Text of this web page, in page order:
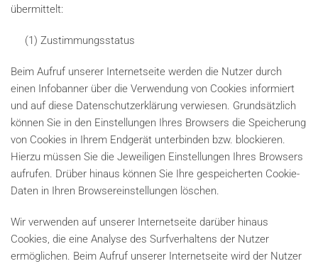
übermittelt:
(1) Zustimmungsstatus
Beim Aufruf unserer Internetseite werden die Nutzer durch
einen Infobanner über die Verwendung von Cookies informiert
und auf diese Datenschutzerklärung verwiesen. Grundsätzlich
können Sie in den Einstellungen Ihres Browsers die Speicherung
von Cookies in Ihrem Endgerät unterbinden bzw. blockieren.
Hierzu müssen Sie die Jeweiligen Einstellungen Ihres Browsers
aufrufen. Drüber hinaus können Sie Ihre gespeicherten Cookie-
Daten in Ihren Browsereinstellungen löschen.
Wir verwenden auf unserer Internetseite darüber hinaus
Cookies, die eine Analyse des Surfverhaltens der Nutzer
ermöglichen. Beim Aufruf unserer Internetseite wird der Nutzer